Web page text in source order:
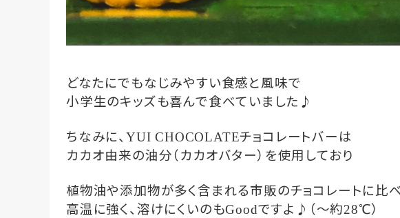
どなたにでもなじみやすい食感と風味で
小学生のキッズも喜んで食べていました♪
ちなみに、 YUI CHOCOLATEチョコレートバーは
カカオ由来の油分（カカオバター）を使用しており
植物油や添加物が多く含まれる市販のチョコレートに比
高温に強く、溶けにくいのもGoodですよ♪（〜約28℃）